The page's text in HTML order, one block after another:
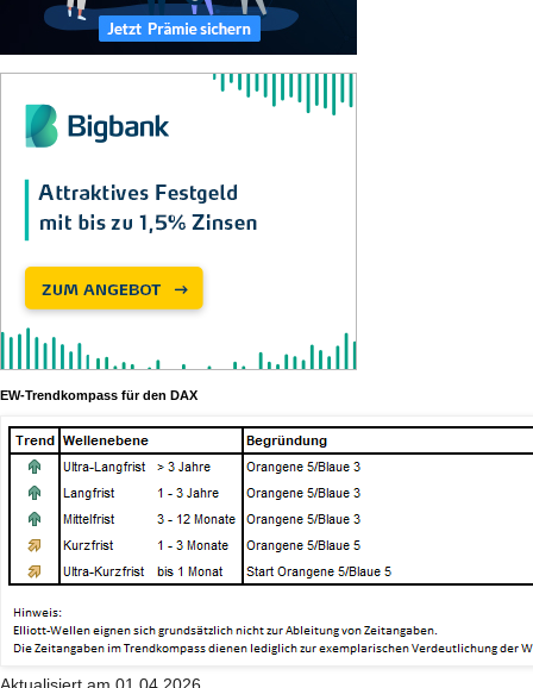
EW-Trendkompass für den DAX
Aktualisiert am 01.04.2026